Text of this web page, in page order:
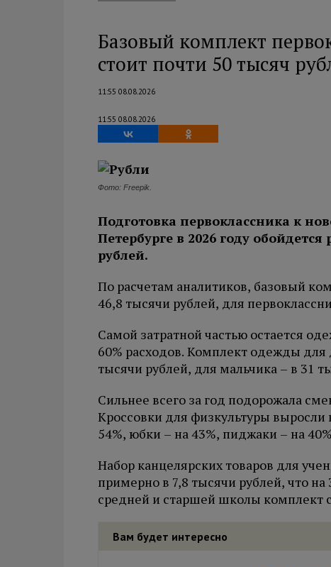
Базовый комплект
стоит почти 50 тысяч
11:55 08.08.2026
11:55 08.08.2026
Фото: Freepik.
Подготовка первоклассника к
Петербурге в 2026 году
рублей.
По расчетам аналитиков, базовый
46,8 тысячи рублей, для
Самой затратной частью остается
60% расходов. Комплект одежды
тысячи рублей, для мальчика – в 31
Сильнее всего за год подорожала
Кроссовки для физкультуры выросли
54%, юбки – на 43%, пиджаки – на
Набор канцелярских товаров для
примерно в 7,8 тысячи рублей, что
средней и старшей школы комплект
Вам будет интересно